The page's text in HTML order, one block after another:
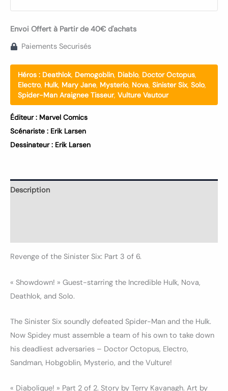
Envoi Offert à Partir de 40€ d'achats
Paiements Securisés
Héros : Deathlok, Demogoblin, Diablo, Doctor Octopus,
Electro, Hulk, Mary Jane, Mysterio, Nova, Sinister Six, Solo,
Spider-Man Araignee Tisseur, Vulture Vautour
Éditeur : Marvel Comics
Scénariste : Erik Larsen
Dessinateur : Erik Larsen
Description
Revenge of the Sinister Six: Part 3 of 6.
« Showdown! » Guest-starring the Incredible Hulk, Nova,
Deathlok, and Solo.
The Sinister Six soundly defeated Spider-Man and the Hulk.
Now Spidey must assemble a team of his own to take down
his deadliest adversaries – Doctor Octopus, Electro,
Sandman, Hobgoblin, Mysterio, and the Vulture!
« Diabolique! » Part 2 of 2. Story by Terry Kavanagh. Art by